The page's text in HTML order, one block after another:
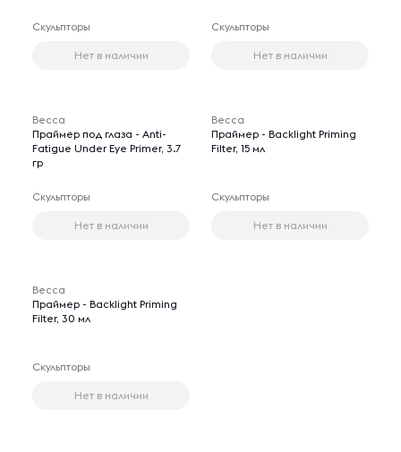
Скульпторы
Нет в наличии
Скульпторы
Нет в наличии
Becca
Праймер под глаза - Anti-
Fatigue Under Eye Primer, 3.7
гр
Скульпторы
Нет в наличии
Becca
Праймер - Backlight Priming
Filter, 15 мл
Скульпторы
Нет в наличии
Becca
Праймер - Backlight Priming
Filter, 30 мл
Скульпторы
Нет в наличии